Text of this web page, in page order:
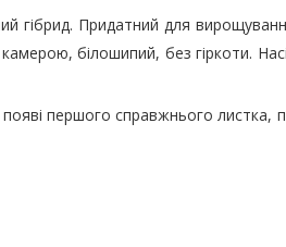
гібрид. Придатний для
білошипий, без гіркоти.
першого справжнього листка,